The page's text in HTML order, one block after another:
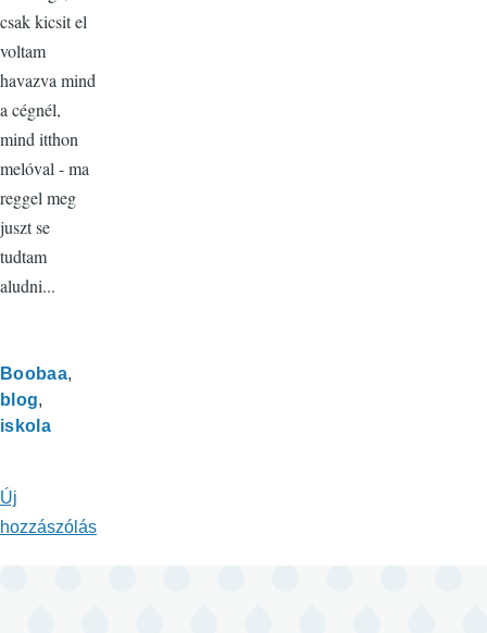
csak kicsit el
voltam
havazva mind
a cégnél,
mind itthon
melóval - ma
reggel meg
juszt se
tudtam
aludni...
Boobaa
blog
iskola
Új
hozzászólás